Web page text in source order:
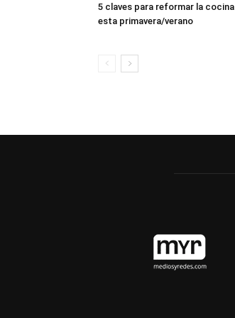
5 claves para reformar la cocina
esta primavera/verano